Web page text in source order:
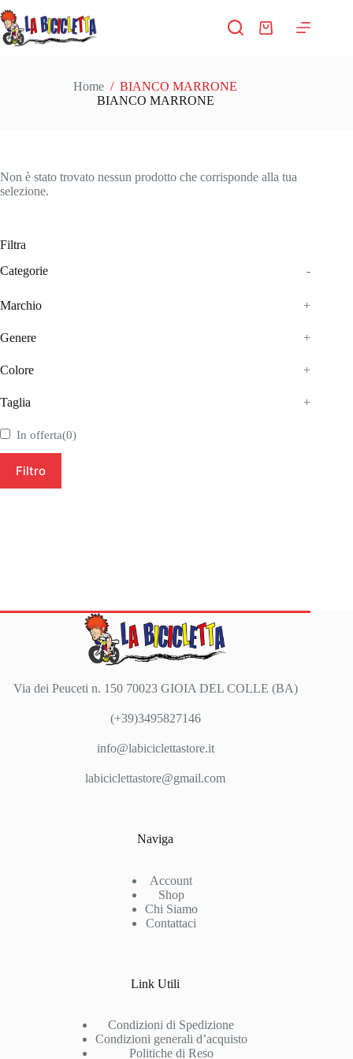
al
contenuto
Carrello
Home / BIANCO MARRONE
BIANCO MARRONE
Non è stato trovato nessun prodotto che corrisponde alla tua
selezione.
Filtra
Categorie
-
Marchio +
Genere +
Colore +
Taglia +
In offerta(0)
Filtro
Via dei Peuceti n. 150 70023 GIOIA DEL COLLE (BA)
(+39)3495827146
info@labiciclettastore.it
labiciclettastore@gmail.com
Naviga
Account
Shop
Chi Siamo
Contattaci
Link Utili
Condizioni di Spedizione
Condizioni generali d’acquisto
Politiche di Reso